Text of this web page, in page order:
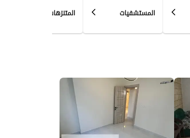
المستشفيات المتنزهات